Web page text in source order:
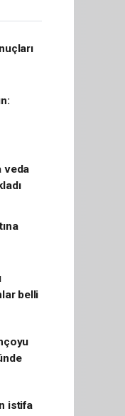
veda
belli
istifa